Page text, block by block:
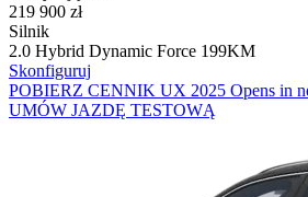
219 900 zł
Silnik
2.0 Hybrid Dynamic Force 199KM
Skonfiguruj
POBIERZ CENNIK UX 2025 Opens in
UMÓW JAZDĘ TESTOWĄ